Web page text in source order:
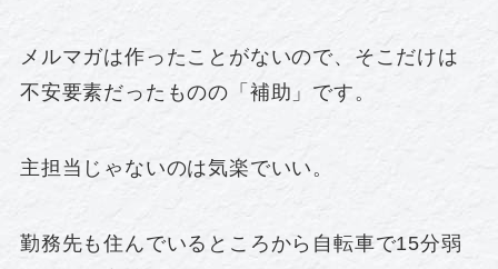
メルマガは作ったことがないので、そこだけは
不安要素だったものの「補助」です。
主担当じゃないのは気楽でいい。
勤務先も住んでいるところから自転車で15分弱